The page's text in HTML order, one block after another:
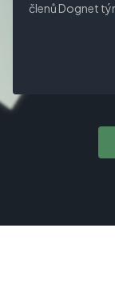
členů Dognet